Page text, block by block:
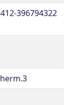
396794322